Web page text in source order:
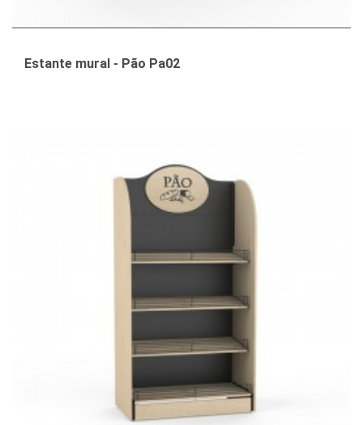
Estante mural - Pão Pa02